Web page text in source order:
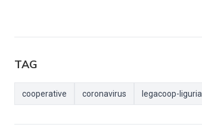
TAG
cooperative coronavirus legacoop-liguria